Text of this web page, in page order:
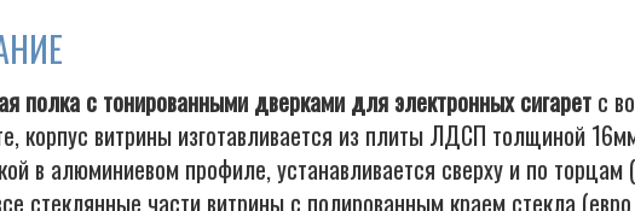
полка с тонированными дверками для электронных сигарет с
корпус витрины изготавливается из плиты ЛДСП толщиной
в алюминиевом профиле, устанавливается сверху и по торцам
стеклянные части витрины с полированным краем стекла